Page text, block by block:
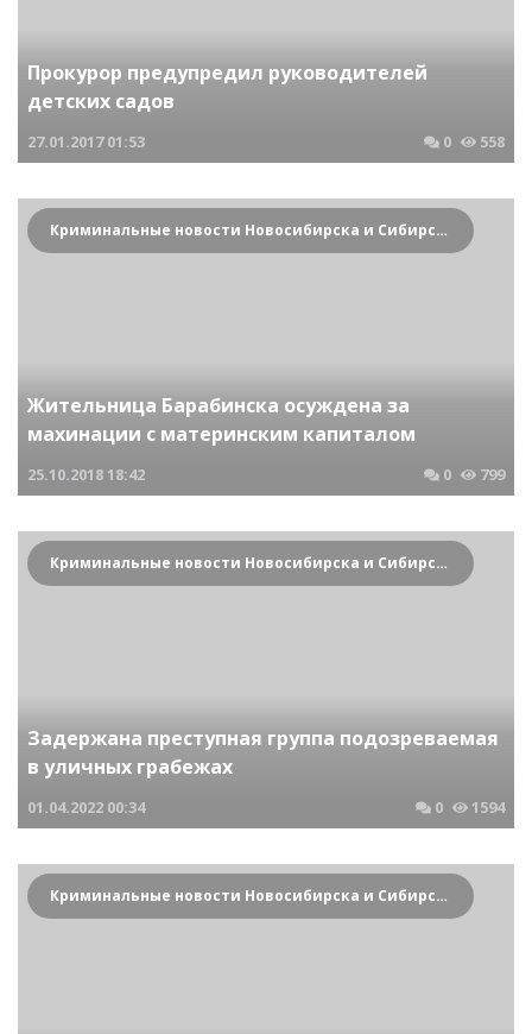
Прокурор предупредил руководителей
детских садов
27.01.2017 01:53 0 558
Криминальные новости Новосибирска и Сибирского региона
Жительница Барабинска осуждена за
махинации с материнским капиталом
25.10.201818:42 0 799
Криминальные новости Новосибирска и Сибирского региона
Задержана преступная группа подозреваемая
в уличных грабежах
01.04.2022 00:34 0 1594
Криминальные новости Новосибирска и Сибирского региона